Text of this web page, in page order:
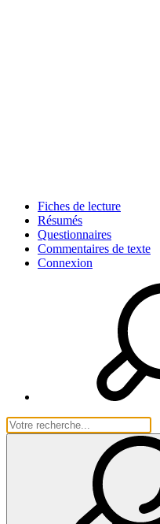
Fiches de lecture
Résumés
Questionnaires
Commentaires de texte
Connexion